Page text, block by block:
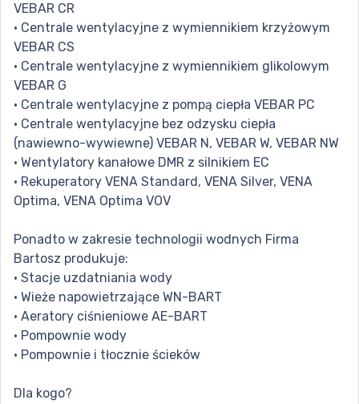
VEBAR CR
• Centrale wentylacyjne z wymiennikiem krzyżowym
VEBAR CS
• Centrale wentylacyjne z wymiennikiem glikolowym
VEBAR G
• Centrale wentylacyjne z pompą ciepła VEBAR PC
• Centrale wentylacyjne bez odzysku ciepła
(nawiewno-wywiewne) VEBAR N, VEBAR W, VEBAR NW
• Wentylatory kanałowe DMR z silnikiem EC
• Rekuperatory VENA Standard, VENA Silver, VENA
Optima, VENA Optima VOV
Ponadto w zakresie technologii wodnych Firma
Bartosz produkuje:
• Stacje uzdatniania wody
• Wieże napowietrzające WN-BART
• Aeratory ciśnieniowe AE-BART
• Pompownie wody
• Pompownie i tłocznie ścieków
Dla kogo?